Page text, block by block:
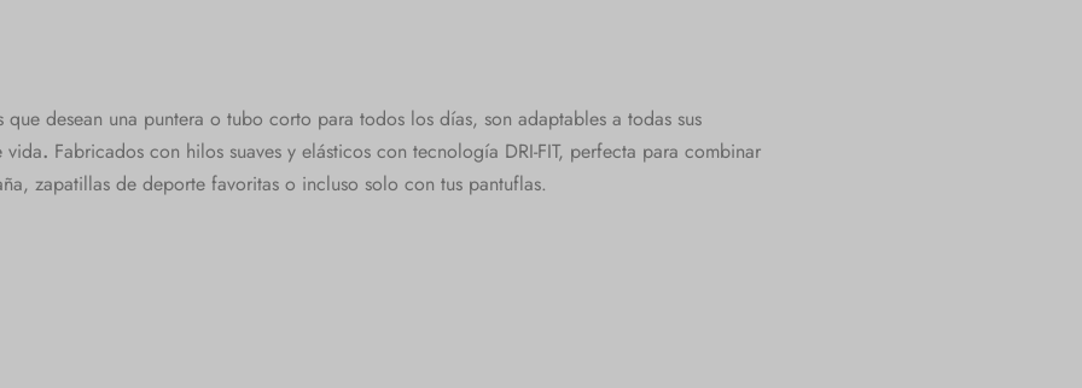
que desean una puntera o tubo corto para todos los días, son adaptables a todas sus
vida. Fabricados con hilos suaves y elásticos con tecnología DRI-FIT, perfecta para combinar
zapatillas de deporte favoritas o incluso solo con tus pantuflas.